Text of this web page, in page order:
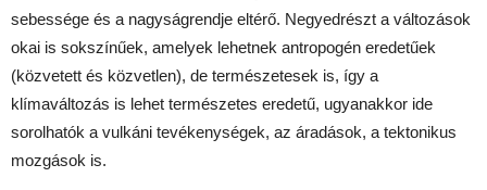
sebessége és a nagyságrendje eltérő. Negyedrészt a változások
okai is sokszínűek, amelyek lehetnek antropogén eredetűek
(közvetett és közvetlen), de természetesek is, így a
klímaváltozás is lehet természetes eredetű, ugyanakkor ide
sorolhatók a vulkáni tevékenységek, az áradások, a tektonikus
mozgások is.